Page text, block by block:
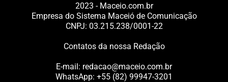
2023 - Maceio.com.br
Empresa do Sistema Maceió de Comunicação
CNPJ: 03.215.238/0001-22
Contatos da nossa Redação
E-mail: redacao@maceio.com.br
WhatsApp: +55 (82) 99947-3201